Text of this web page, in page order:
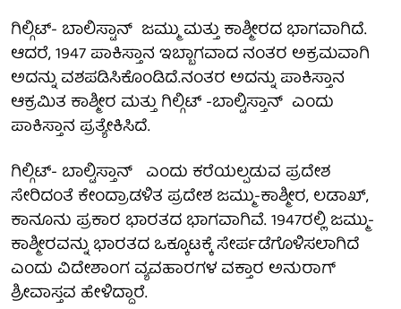
ಗಿಲ್ಗಿಟ್- ಬಾಲಿಸ್ಟಾನ್ ಜಮ್ಮು ಮತ್ತು ಕಾಶ್ಮೀರದ ಭಾಗವಾಗಿದೆ.
ಆದರೆ, 1947 ಪಾಕಿಸ್ತಾನ ಇಬ್ಬಾಗವಾದ ನಂತರ ಅಕ್ರಮವಾಗಿ
ಅದನ್ನು ವಶಪಡಿಸಿಕೊಂಡಿದೆ.ನಂತರ ಅದನ್ನು ಪಾಕಿಸ್ತಾನ
ಆಕ್ರಮಿತ ಕಾಶ್ಮೀರ ಮತ್ತು ಗಿಲ್ಗಿಟ್ -ಬಾಲ್ಟಿಸ್ತಾನ್ ಎಂದು
ಪಾಕಿಸ್ತಾನ ಪ್ರತ್ಯೇಕಿಸಿದೆ.
ಗಿಲ್ಗಿಟ್- ಬಾಲ್ಟಿಸ್ತಾನ್ ಎಂದು ಕರೆಯಲ್ಪಡುವ ಪ್ರದೇಶ
ಸೇರಿದಂತೆ ಕೇಂದ್ರಾಡಳಿತ ಪ್ರದೇಶ ಜಮ್ಮು-ಕಾಶ್ಮೀರ, ಲಡಾಖ್,
ಕಾನೂನು ಪ್ರಕಾರ ಭಾರತದ ಭಾಗವಾಗಿವೆ. 1947ರಲ್ಲಿ ಜಮ್ಮು-
ಕಾಶ್ಮೀರವನ್ನು ಭಾರತದ ಒಕ್ಕೂಟಕ್ಕೆ ಸೇರ್ಪಡೆಗೊಳಿಸಲಾಗಿದೆ
ಎಂದು ವಿದೇಶಾಂಗ ವ್ಯವಹಾರಗಳ ವಕ್ತಾರ ಅನುರಾಗ್
ಶ್ರೀವಾಸ್ತವ ಹೇಳಿದ್ದಾರೆ.